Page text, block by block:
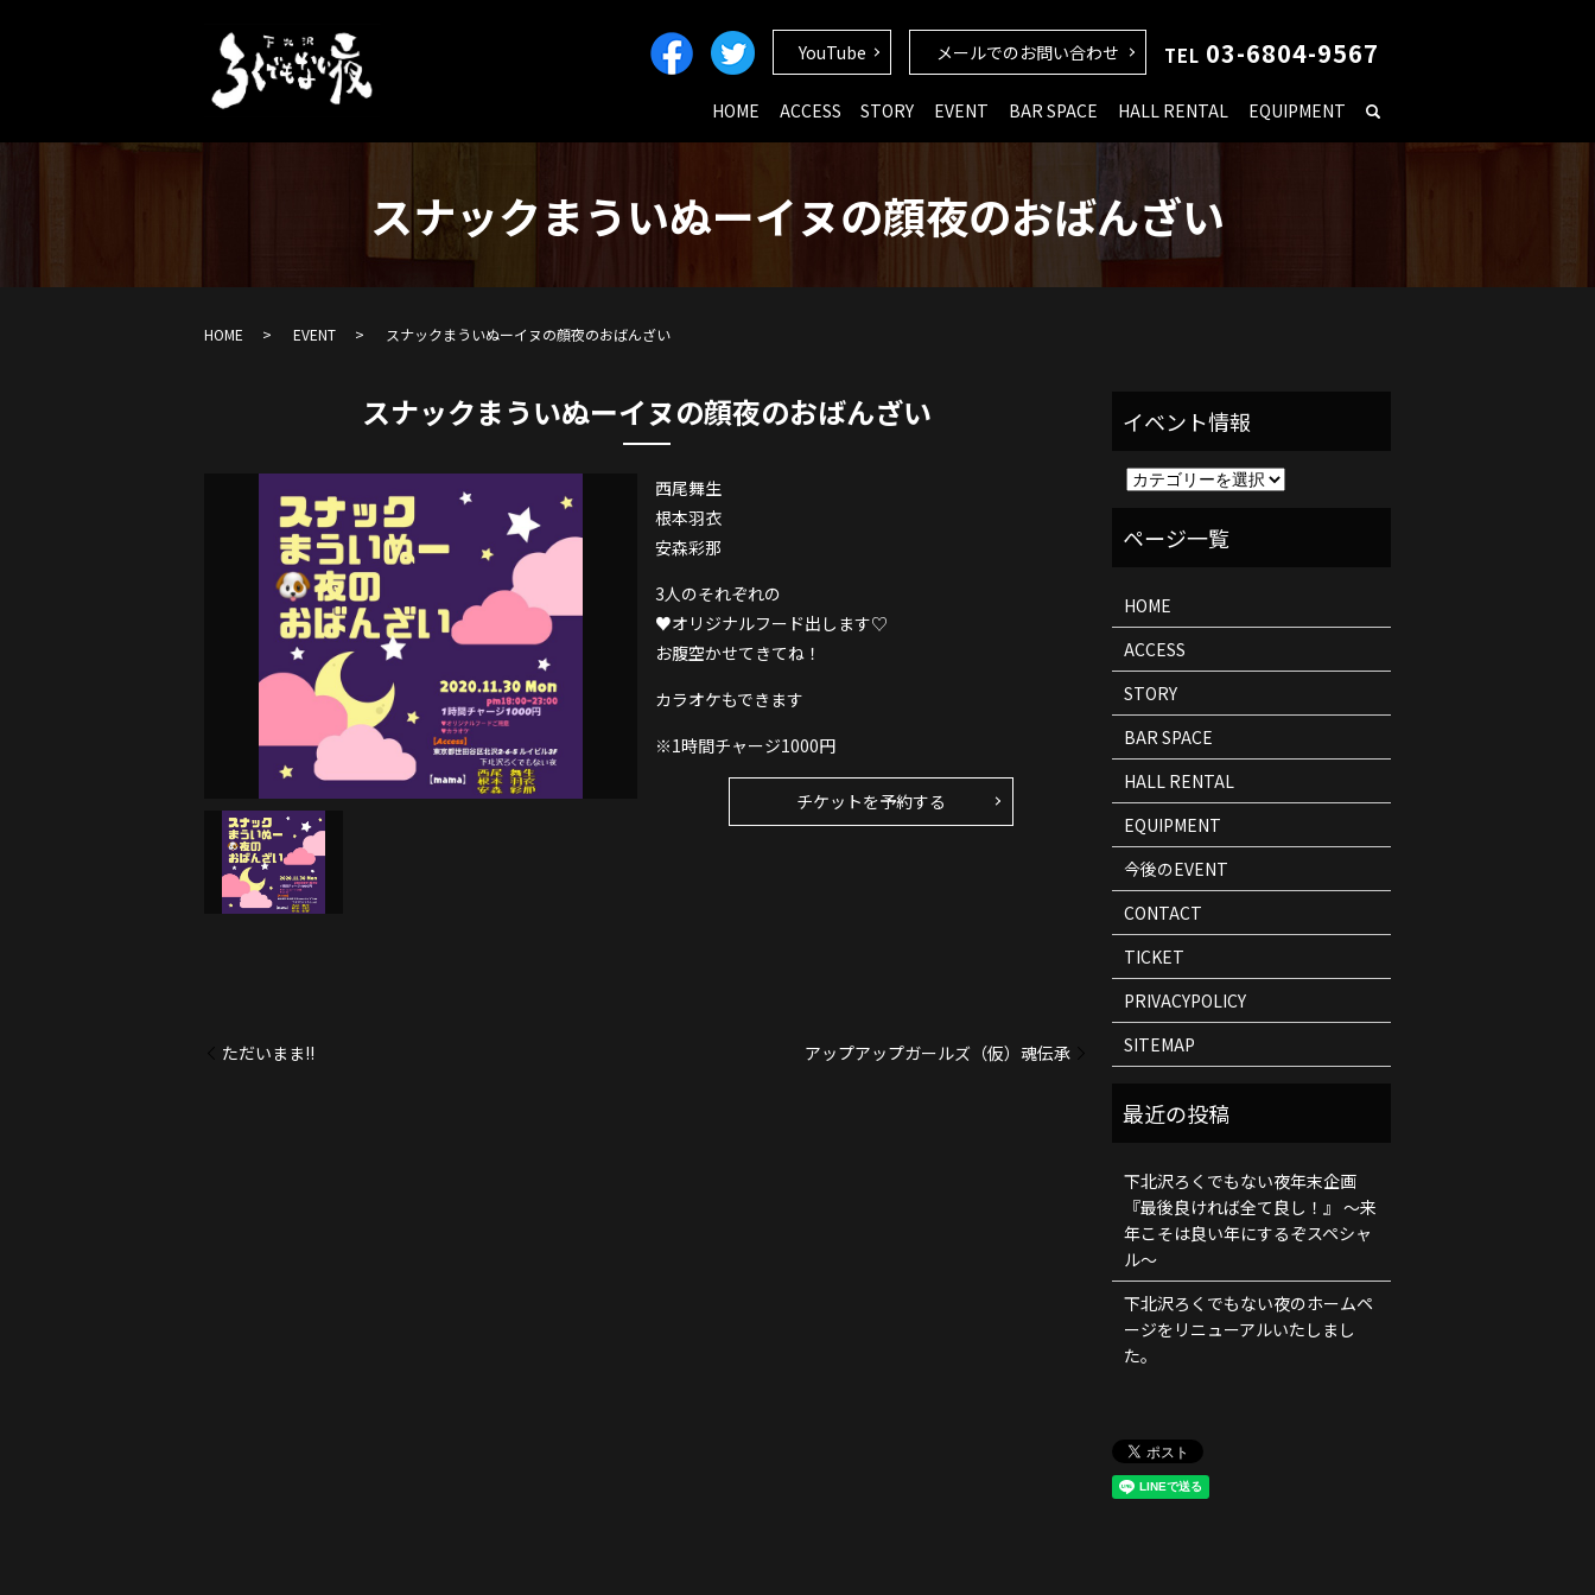
HOME ACCESS STORY EVENT BAR SPACE HALL RENTAL EQUIPMENT
YouTube メールでのお問い合わせ TEL 03-6804-9567
スナックまういぬーイヌの顔夜のおばんざい
HOME EVENT スナックまういぬーイヌの顔夜のおばんざい
スナックまういぬーイヌの顔夜のおばんざい
西尾舞生
根本羽衣
安森彩那
3人のそれぞれの
♥オリジナルフード出します♡
お腹空かせてきてね！
カラオケもできます
※1時間チャージ1000円
チケットを予約する
ただいまま!! アップアップガールズ（仮）魂伝承
イ
ト
HOME
ACCESS
STORY
BAR SPACE
HALL RENTAL
EQUIPMENT
今後のEVENT
CONTACT
TICKET
PRIVACYPOLICY
SITEMAP
下北沢ろくでもない夜年末企画
『最後良ければ全て良し！』 ～来
年こそは良い年にするぞスペシャ
ル～
下北沢ろくでもない夜のホームペ
ージをリニューアルいたしまし
た。